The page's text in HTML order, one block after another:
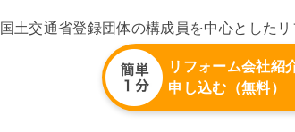
国土交通省登録団体の構成員を中心としたリ
リフォーム会社紹
申し込む（無料）